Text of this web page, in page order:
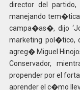
director del
manejando
campa�as�, dijo
marketing pol�tico,
agreg� Miguel
Conservador,
propender por el
aprender el c�mo